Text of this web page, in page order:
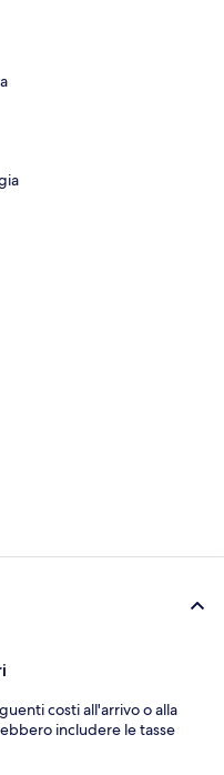
costi all'arrivo o alla
includere le tasse